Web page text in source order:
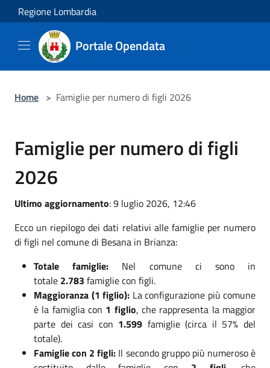
Salta al contenuto principale
Regione Lombardia
Portale Opendata
Home > Famiglie per numero di figli 2026
Famiglie per numero di figli
2026
Ultimo aggiornamento: 9 luglio 2026, 12:46
Ecco un riepilogo dei dati relativi alle famiglie per numero
di figli nel comune di Besana in Brianza:
Totale famiglie: Nel comune ci sono in
totale 2.783 famiglie con figli.
Maggioranza (1 figlio): La configurazione più comune
è la famiglia con 1 figlio, che rappresenta la maggior
parte dei casi con 1.599 famiglie (circa il 57% del
totale).
Famiglie con 2 figli: Il secondo gruppo più numeroso è